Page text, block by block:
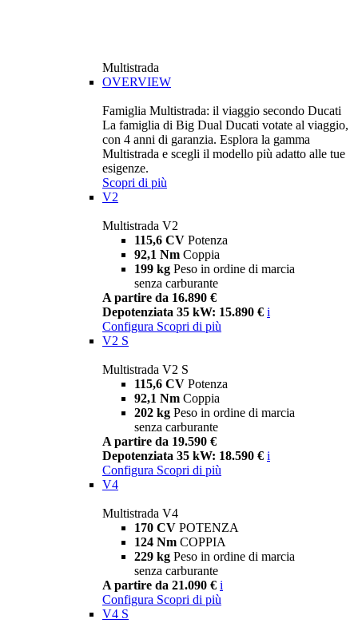
Multistrada
OVERVIEW
Famiglia Multistrada: il viaggio secondo Ducati
La famiglia di Big Dual Ducati votate al viaggio,
con 4 anni di garanzia. Esplora la gamma
Multistrada e scegli il modello più adatto alle tue
esigenze.
Scopri di più
V2
Multistrada V2
115,6 CV Potenza
92,1 Nm Coppia
199 kg Peso in ordine di marcia
senza carburante
A partire da 16.890 €
Depotenziata 35 kW: 15.890 € i
Configura Scopri di più
V2 S
Multistrada V2 S
115,6 CV Potenza
92,1 Nm Coppia
202 kg Peso in ordine di marcia
senza carburante
A partire da 19.590 €
Depotenziata 35 kW: 18.590 € i
Configura Scopri di più
V4
Multistrada V4
170 CV POTENZA
124 Nm COPPIA
229 kg Peso in ordine di marcia
senza carburante
A partire da 21.090 € i
Configura Scopri di più
V4 S